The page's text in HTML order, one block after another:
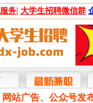
务| 大学生招聘微信群
网站广告、公众号发